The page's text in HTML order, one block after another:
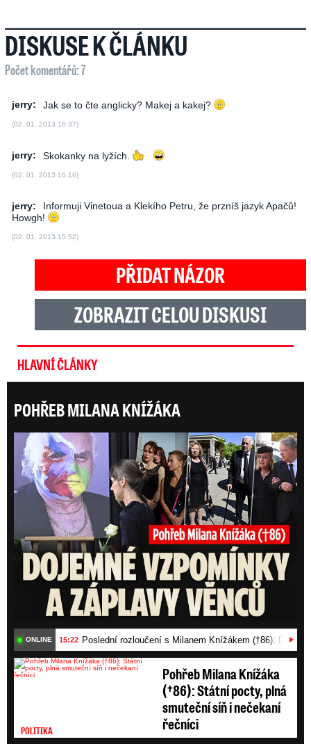
DISKUSE K ČLÁNKU
Počet komentářů: 7
jerry: Jak se to čte anglicky? Makej a kakej?
(02. 01. 2013 16:37)
jerry: Skokanky na lyžích.
(02. 01. 2013 16:16)
jerry:
Informuji Vinetoua a Klekího Petru, že przníš jazyk Apačů!
Howgh!
(02. 01. 2013 15:52)
PŘIDAT NÁZOR
ZOBRAZIT CELOU DISKUSI
HLAVNÍ ČLÁNKY
POHŘEB MILANA KNÍŽÁKA
ONLINE 15:22 Poslední rozloučení s Milanem Knížákem (†86):
POLITIKA
Pohřeb Milana Knížáka
(†86): Státní pocty, plná
smuteční síň i nečekaní
řečníci